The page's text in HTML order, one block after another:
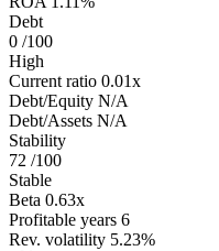
Debt
0 /100
High
Current ratio 0.01x
Debt/Equity N/A
Debt/Assets N/A
Stability
72 /100
Stable
Beta 0.63x
Profitable years 6
Rev. volatility 5.23%